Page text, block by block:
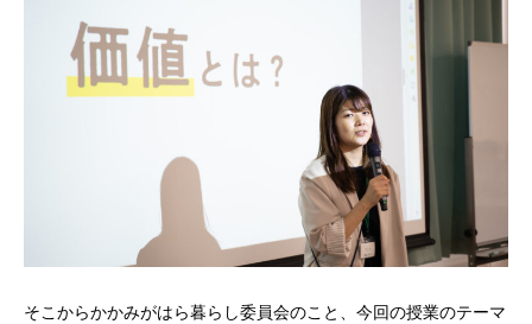
そこからかかみがはら暮らし委員会のこと、今回の授業のテーマ